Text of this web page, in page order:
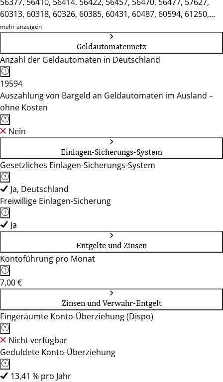
60313, 60318, 60326, 60385, 60431, 60487, 60594, 61250,
61267, 61273, 61348, 61381, 61440, 61462, 65183, 65185,
65191, 65197, 65199, 65201, 65203, 65205, 65207, 65232,
65239, 65307, 65326, 65343, 65366, 65375, 65385, 65388,
65439, 65510, 65520, 65527, 65549, 65582, 65589, 65604,
65623, 65719, 65779, 65795, 65812, 65817, 65830, 65843,
65929
mehr anzeigen
Geldautomatennetz
Anzahl der Geldautomaten in Deutschland
19594
Auszahlung von Bargeld an Geldautomaten im Ausland –
ohne Kosten
Nein
Einlagen-Sicherungs-System
Gesetzliches Einlagen-Sicherungs-System
Ja, Deutschland
Freiwillige Einlagen-Sicherung
Ja
Entgelte und Zinsen
Kontoführung pro Monat
7,00 €
Zinsen und Verwahr-Entgelt
Eingeräumte Konto-Überziehung (Dispo)
Nicht verfügbar
Geduldete Konto-Überziehung
13,41 % pro Jahr